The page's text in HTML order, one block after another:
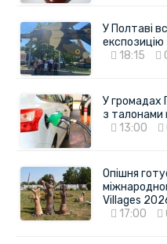
У Полтаві
18:15
У громадах
з талонами
13:00
Опішня
Villages
17:00